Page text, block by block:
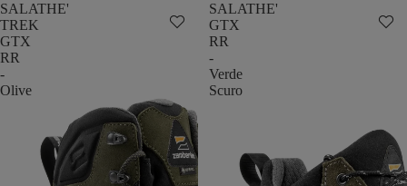
SALATHE'
TREK
GTX
RR
-
Olive
SALATHE'
GTX
RR
-
Verde
Scuro